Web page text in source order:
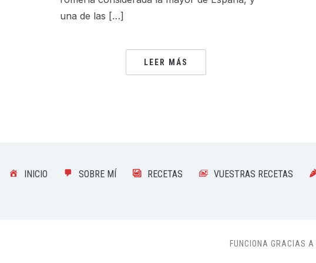
una de las […]
LEER MÁS
INICIO SOBRE MÍ RECETAS VUESTRAS RECETAS
FUNCIONA GRACIAS A